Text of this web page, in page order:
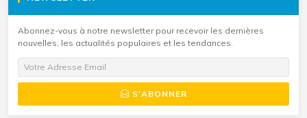
Abonnez-vous à notre newsletter pour recevoir les dernières
nouvelles, les actualités populaires et les tendances.
S'ABONNER